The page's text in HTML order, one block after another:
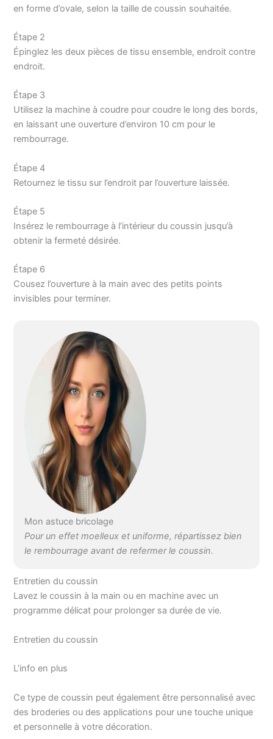
en forme d’ovale, selon la taille de coussin souhaitée.
Étape 2
Épinglez les deux pièces de tissu ensemble, endroit contre
endroit.
Étape 3
Utilisez la machine à coudre pour coudre le long des bords,
en laissant une ouverture d’environ 10 cm pour le
rembourrage.
Étape 4
Retournez le tissu sur l’endroit par l’ouverture laissée.
Étape 5
Insérez le rembourrage à l’intérieur du coussin jusqu’à
obtenir la fermeté désirée.
Étape 6
Cousez l’ouverture à la main avec des petits points
invisibles pour terminer.
Mon astuce bricolage
Pour un effet moelleux et uniforme, répartissez bien
le rembourrage avant de refermer le coussin.
Entretien du coussin
Lavez le coussin à la main ou en machine avec un
programme délicat pour prolonger sa durée de vie.
Entretien du coussin
L’info en plus
Ce type de coussin peut également être personnalisé avec
des broderies ou des applications pour une touche unique
et personnelle à votre décoration.